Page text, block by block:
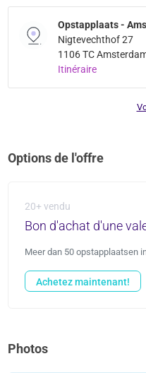
Opstapplaats -
Nigtevechthof 27
1106 TC
Itinéraire
Options de l'offre
20+ vendu
Bon d'achat d'une
Meer dan 50 opstapplaatsen
Achetez maintenant!
Photos